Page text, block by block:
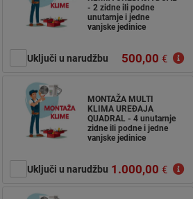
- 2 zidne ili podne
unutarnje i jedne
vanjske jedinice
Uključi u narudžbu 500,00 €
MONTAŽA MULTI
KLIMA UREĐAJA
QUADRAL - 4 unutarnje
zidne ili podne i jedne
vanjske jedinice
Uključi u narudžbu 1.000,00 €